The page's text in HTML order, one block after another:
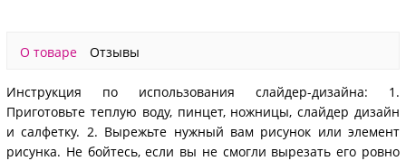
О товаре Отзывы
Инструкция по использования слайдер-дизайна: 1.
Приготовьте теплую воду, пинцет, ножницы, слайдер дизайн
и салфетку. 2. Вырежьте нужный вам рисунок или элемент
рисунка. Не бойтесь, если вы не смогли вырезать его ровно